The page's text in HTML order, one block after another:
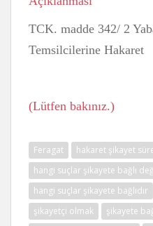
TCK. madde 342/ 2
Temsilcilerine Hakaret
(Lütfen bakınız.)
Feragat
hakaret şikayet
hangi suçlar şikayete bağlı
hangi suçlar şikayete bağlıdır
şikayetçi olmak
şikayete